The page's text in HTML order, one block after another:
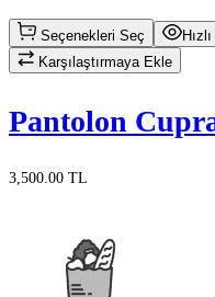
Seçenekleri Seç
Karşılaştırmaya Ekle
Pantolon
3,500.00 TL